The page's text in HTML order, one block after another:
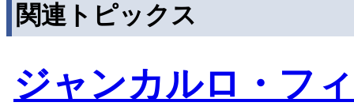
関連トピックス
ジャンカルロ・フ